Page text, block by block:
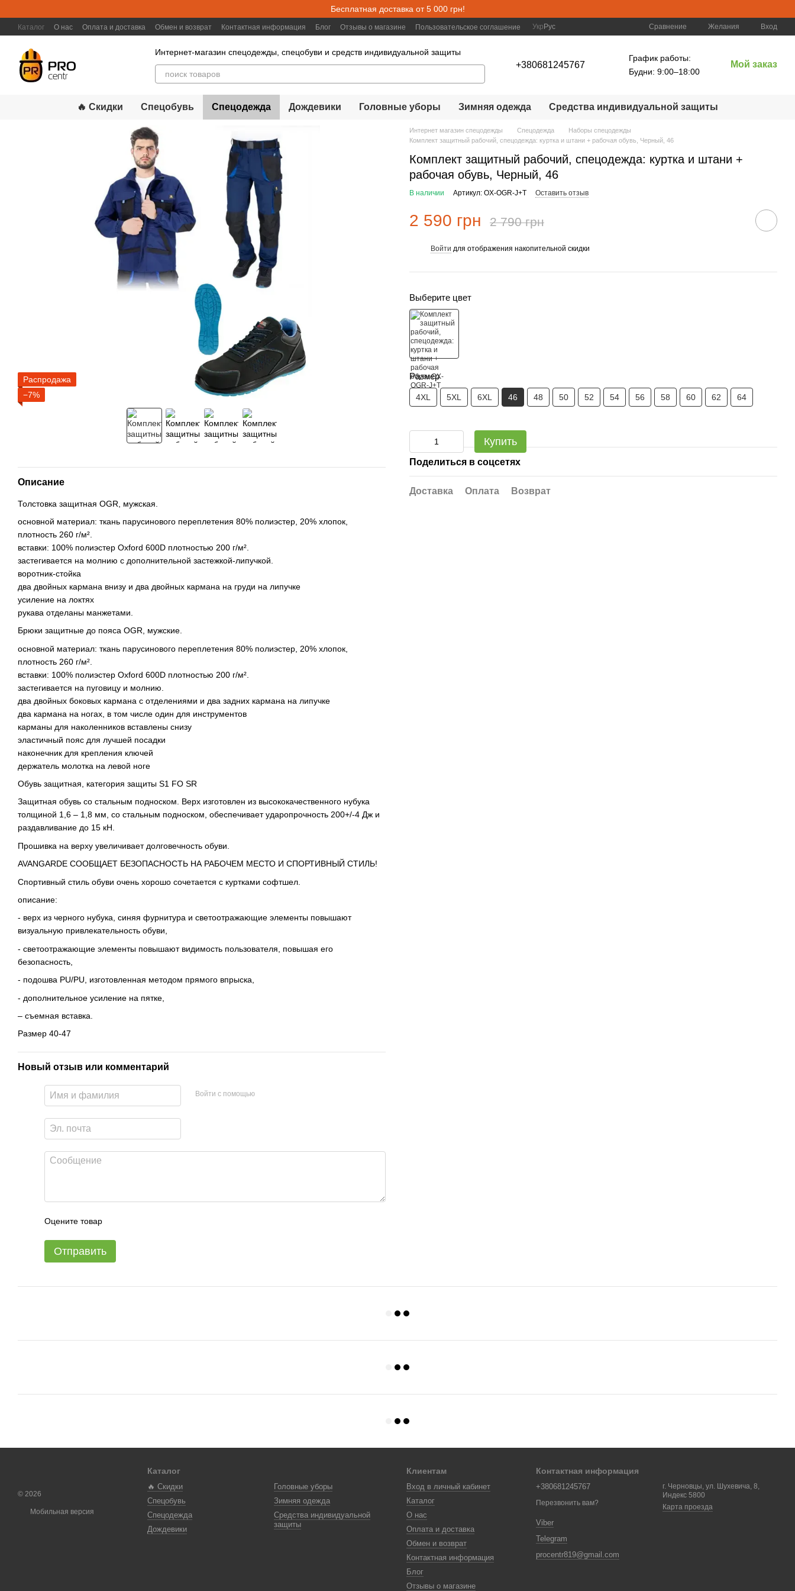
Бесплатная доставка от 5 000 грн!
Каталог О нас Оплата и доставка Обмен и возврат Контактная информация Блог Отзывы о магазине Пользовательское соглашение Укр Рус Сравнение Желания Вход
Интернет-магазин спецодежды, спецобуви и средств индивидуальной защиты
+380681245767
График работы:
Будни: 9:00–18:00
Мой заказ
🔥 Скидки Спецобувь Спецодежда Дождевики Головные уборы Зимняя одежда Средства индивидуальной защиты
Распродажа
−7%
Описание
Толстовка защитная OGR, мужская.
основной материал: ткань парусинового переплетения 80% полиэстер, 20% хлопок,
плотность 260 г/м².
вставки: 100% полиэстер Oxford 600D плотностью 200 г/м².
застегивается на молнию с дополнительной застежкой-липучкой.
воротник-стойка
два двойных кармана внизу и два двойных кармана на груди на липучке
усиление на локтях
рукава отделаны манжетами.
Брюки защитные до пояса OGR, мужские.
основной материал: ткань парусинового переплетения 80% полиэстер, 20% хлопок,
плотность 260 г/м².
вставки: 100% полиэстер Oxford 600D плотностью 200 г/м².
застегивается на пуговицу и молнию.
два двойных боковых кармана с отделениями и два задних кармана на липучке
два кармана на ногах, в том числе один для инструментов
карманы для наколенников вставлены снизу
эластичный пояс для лучшей посадки
наконечник для крепления ключей
держатель молотка на левой ноге
Обувь защитная, категория защиты S1 FO SR
Защитная обувь со стальным подноском. Верх изготовлен из высококачественного нубука
толщиной 1,6 – 1,8 мм, со стальным подноском, обеспечивает ударопрочность 200+/-4 Дж и
раздавливание до 15 кН.
Прошивка на верху увеличивает долговечность обуви.
AVANGARDE СООБЩАЕТ БЕЗОПАСНОСТЬ НА РАБОЧЕМ МЕСТО И СПОРТИВНЫЙ СТИЛЬ!
Спортивный стиль обуви очень хорошо сочетается с куртками софтшел.
описание:
- верх из черного нубука, синяя фурнитура и светоотражающие элементы повышают
визуальную привлекательность обуви,
- светоотражающие элементы повышают видимость пользователя, повышая его
безопасность,
- подошва PU/PU, изготовленная методом прямого впрыска,
- дополнительное усиление на пятке,
– съемная вставка.
Размер 40-47
Новый отзыв или комментарий
Войти с помощью
Оцените товар
Отправить
Интернет магазин спецодежды Спецодежда
Наборы спецодежды
Комплект защитный рабочий, спецодежда: куртка и штани + рабочая обувь, Черный, 46
Комплект защитный рабочий, спецодежда: куртка и штани +
рабочая обувь, Черный, 46
В наличии Артикул: OX-OGR-J+T Оставить отзыв
2 590 грн 2 790 грн
Войти для отображения накопительной скидки
Выберите цвет
Размер
4XL 5XL 6XL 46 48 50 52 54 56 58 60 62 64
Купить
Поделиться в соцсетях
Доставка Оплата Возврат
© 2026
Мобильная версия
Каталог
🔥 Скидки
Спецобувь
Спецодежда
Дождевики
Головные уборы
Зимняя одежда
Средства индивидуальной
защиты
Клиентам
Вход в личный кабинет
Каталог
О нас
Оплата и доставка
Обмен и возврат
Контактная информация
Блог
Отзывы о магазине
Контактная информация
+380681245767
Перезвонить вам?
Viber
Telegram
procentr819@gmail.com
г. Черновцы, ул. Шухевича, 8,
Индекс 5800
Карта проезда